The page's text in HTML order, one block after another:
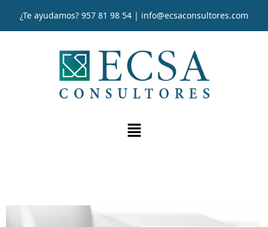
¿Te ayudamos? 957 81 98 54 | info@ecsaconsultores.com